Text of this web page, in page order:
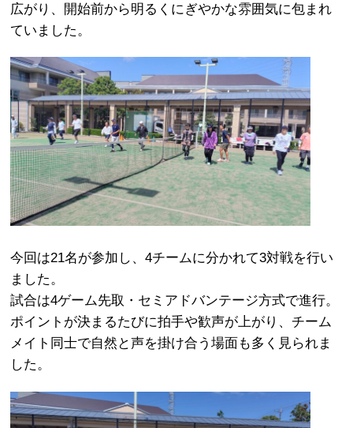
広がり、開始前から明るくにぎやかな雰囲気に包まれ
ていました。
今回は21名が参加し、4チームに分かれて3対戦を行い
ました。
試合は4ゲーム先取・セミアドバンテージ方式で進行。
ポイントが決まるたびに拍手や歓声が上がり、チーム
メイト同士で自然と声を掛け合う場面も多く見られま
した。